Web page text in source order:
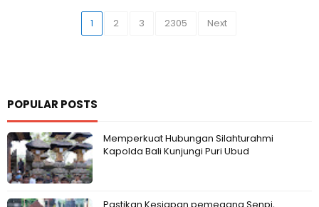
1 2 3 2305 Next
POPULAR POSTS
Memperkuat Hubungan Silahturahmi
Kapolda Bali Kunjungi Puri Ubud
Pastikan Kesiapan pemegang Senpi,